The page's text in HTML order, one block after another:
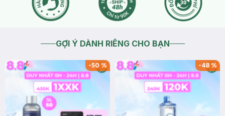
GỢI Ý DÀNH RIÊNG CHO BẠN
-50% -48%